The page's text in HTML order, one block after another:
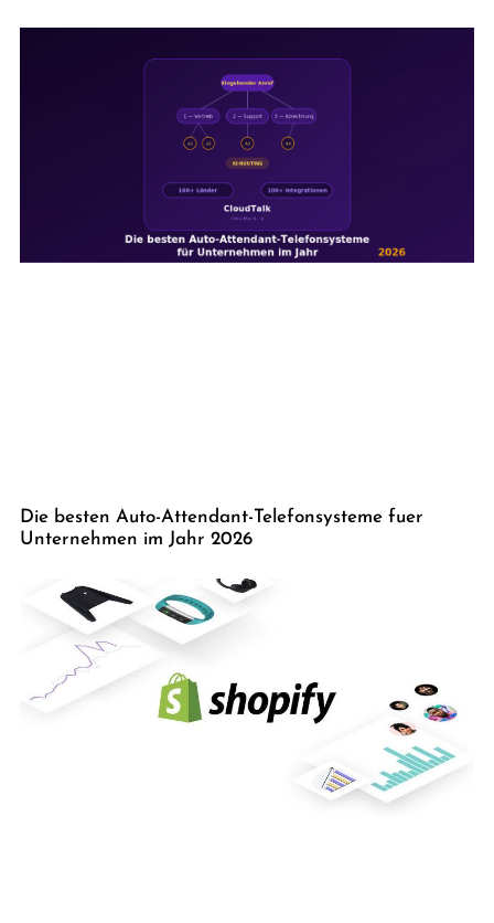
Die besten Auto-Attendant-Telefonsysteme fuer
Unternehmen im Jahr 2026